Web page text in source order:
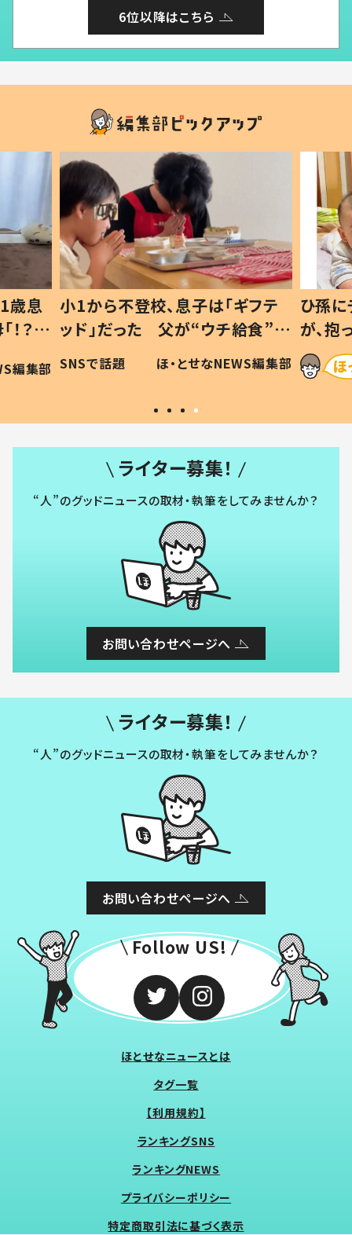
6位以降はこちら
歳息
？」
編集部
小1から不登校、息子は「ギフテ
ッド」だった 父が“ウチ給食”を
作り続ける理由とは #令和の親
#令和の子
SNSで話題 ほ・とせなNEWS編集部
ひ孫
が、
「涙が
い」
ライター募集！
“人”のグッドニュースの取材・執筆をしてみませんか？
お問い合わせページへ
ライター募集！
“人”のグッドニュースの取材・執筆をしてみませんか？
お問い合わせページへ
Follow US!
ほとせなニュースとは
タグ一覧
【利用規約】
ランキングSNS
ランキングNEWS
プライバシーポリシー
特定商取引法に基づく表示